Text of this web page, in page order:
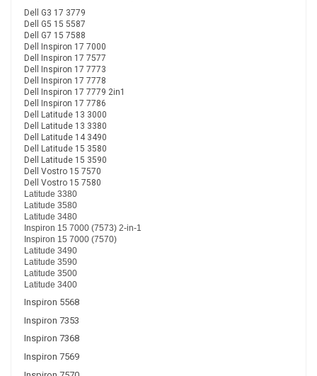
Dell G3 17 3779
Dell G5 15 5587
Dell G7 15 7588
Dell Inspiron 17 7000
Dell Inspiron 17 7577
Dell Inspiron 17 7773
Dell Inspiron 17 7778
Dell Inspiron 17 7779 2in1
Dell Inspiron 17 7786
Dell Latitude 13 3000
Dell Latitude 13 3380
Dell Latitude 14 3490
Dell Latitude 15 3580
Dell Latitude 15 3590
Dell Vostro 15 7570
Dell Vostro 15 7580
Latitude 3380
Latitude 3580
Latitude 3480
Inspiron 15 7000 (7573) 2-in-1
Inspiron 15 7000 (7570)
Latitude 3490
Latitude 3590
Latitude 3500
Latitude 3400
Inspiron 5568
Inspiron 7353
Inspiron 7368
Inspiron 7569